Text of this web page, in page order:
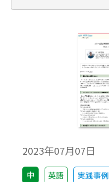
2023年07月07日
中 英語 実践事例